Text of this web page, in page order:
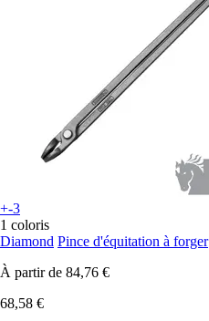
+-3
1 coloris
Diamond Pince d'équitation à forger
À partir de 84,76 €
68,58 €